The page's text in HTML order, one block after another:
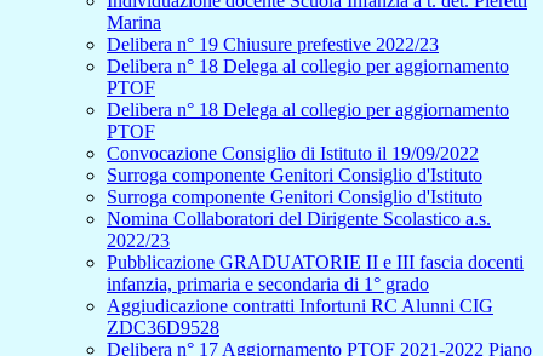
Marina
Delibera n° 19 Chiusure prefestive 2022/23
Delibera n° 18 Delega al collegio per aggiornamento
PTOF
Delibera n° 18 Delega al collegio per aggiornamento
PTOF
Convocazione Consiglio di Istituto il 19/09/2022
Surroga componente Genitori Consiglio d'Istituto
Surroga componente Genitori Consiglio d'Istituto
Nomina Collaboratori del Dirigente Scolastico a.s.
2022/23
Pubblicazione GRADUATORIE II e III fascia docenti
infanzia, primaria e secondaria di 1° grado
Aggiudicazione contratti Infortuni RC Alunni CIG
ZDC36D9528
Delibera n° 17 Aggiornamento PTOF 2021-2022 Piano